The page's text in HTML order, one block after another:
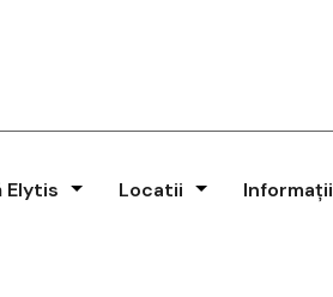
Elytis Locatii Informații